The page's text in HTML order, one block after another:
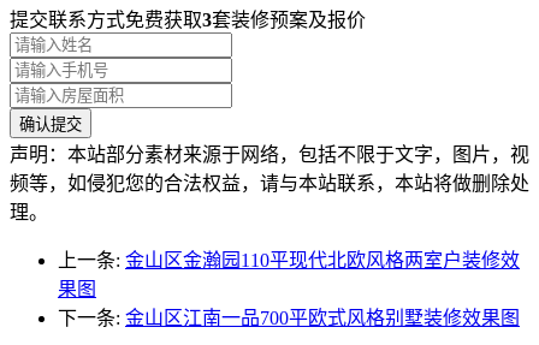
提交联系方式免费获取3套装修预案及报价
声明：本站部分素材来源于网络，包括不限于文字，图片，视
频等，如侵犯您的合法权益，请与本站联系，本站将做删除处
理。
上一条: 金山区金瀚园110平现代北欧风格两室户装修效
果图
下一条: 金山区江南一品700平欧式风格别墅装修效果图